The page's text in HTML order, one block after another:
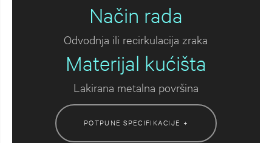
Način rada
Odvodnja ili recirkulacija zraka
Materijal kućišta
Lakirana metalna površina
POTPUNE SPECIFIKACIJE +